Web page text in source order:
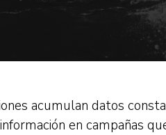
acumulan datos
en campañas